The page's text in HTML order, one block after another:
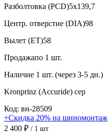
Разболтовка (PCD)5x139,7
Центр. отверстие (DIA)98
Вылет (ET)58
Продажапо 1 шт.
Наличие 1 шт. (через 3-5 дн.)
Kronprinz (Accuride) сер
Код: вн-28509
+Скидка 20% на шиномонтаж
2 400 ₽ / 1 шт